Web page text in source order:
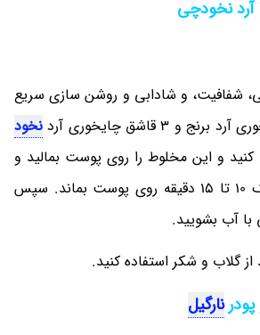
شفافیت، و شادابی و روشن سازی سریع
نخود
و این مخلوط را روی پوست بمالید و
اجازه دهید این ماسک 10 تا 15 دقیقه روی پوست بماند. سپس
با آب بشویید.
گلاب و شکر استفاده کنید.
نارگیل